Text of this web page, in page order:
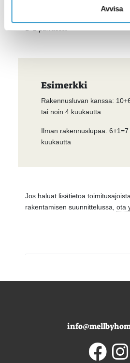
Avvisa
pystyttäminen kahden henkilön
1–2 päivässä.
Esimerkki
Rakennusluvan kanssa:
tai noin 4 kuukautta
Ilman rakennuslupaa:
kuukautta
Jos haluat lisätietoa
rakentamisen suunnittelussa, ota